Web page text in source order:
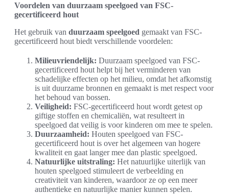
Voordelen van duurzaam speelgoed van FSC-
gecertificeerd hout
Het gebruik van duurzaam speelgoed gemaakt van FSC-
gecertificeerd hout biedt verschillende voordelen:
Milieuvriendelijk: Duurzaam speelgoed van FSC-
gecertificeerd hout helpt bij het verminderen van
schadelijke effecten op het milieu, omdat het afkomstig
is uit duurzame bronnen en gemaakt is met respect voor
het behoud van bossen.
Veiligheid: FSC-gecertificeerd hout wordt getest op
giftige stoffen en chemicaliën, wat resulteert in
speelgoed dat veilig is voor kinderen om mee te spelen.
Duurzaamheid: Houten speelgoed van FSC-
gecertificeerd hout is over het algemeen van hogere
kwaliteit en gaat langer mee dan plastic speelgoed.
Natuurlijke uitstraling: Het natuurlijke uiterlijk van
houten speelgoed stimuleert de verbeelding en
creativiteit van kinderen, waardoor ze op een meer
authentieke en natuurlijke manier kunnen spelen.